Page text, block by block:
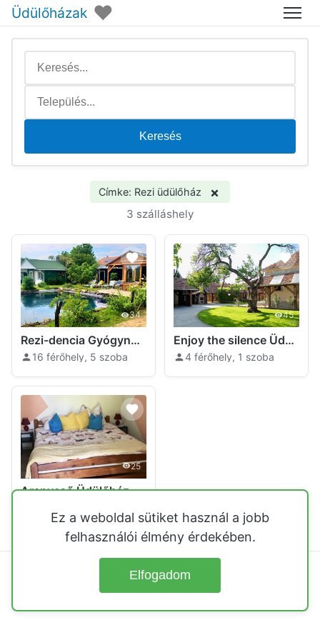
Üdülőházak ♥ Menü
Keresés
Címke: Rezi üdülőház ×
3 szálláshely
34
Rezi-dencia Gyógynövényfalu Rezi
16 férőhely, 5 szoba
45
Enjoy the silence Üdülőház Rezi
4 férőhely, 1 szoba
25
Aranyeső Üdülőház Rezi
Ez a weboldal sütiket használ a jobb
felhasználói élmény érdekében.
Elfogadom